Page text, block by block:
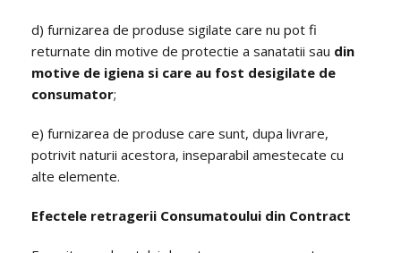
d) furnizarea de produse sigilate care nu pot fi
returnate din motive de protectie a sanatatii sau din
motive de igiena si care au fost desigilate de
consumator;
e) furnizarea de produse care sunt, dupa livrare,
potrivit naturii acestora, inseparabil amestecate cu
alte elemente.
Efectele retragerii Consumatoului din Contract